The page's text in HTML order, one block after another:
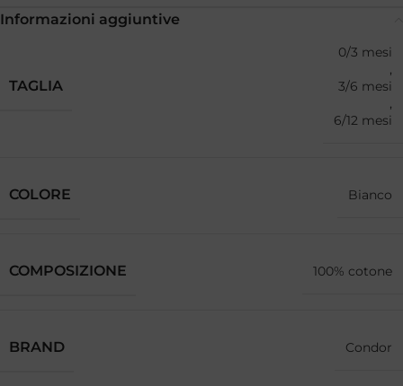
Informazioni aggiuntive
TAGLIA
0/3 mesi
,
3/6 mesi
,
6/12 mesi
COLORE Bianco
COMPOSIZIONE 100% cotone
BRAND Condor